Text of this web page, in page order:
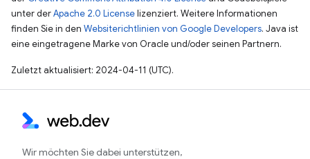
unter derApache 2.0 Licenselizenziert. Weitere Informationen
finden Sie in den Websiterichtlinien von Google Developers. Java ist
eine eingetragene Marke von Oracle und/oder seinen Partnern.
Zuletzt aktualisiert: 2024-04-11 (UTC).
Wir möchten Sie dabei unterstützen,